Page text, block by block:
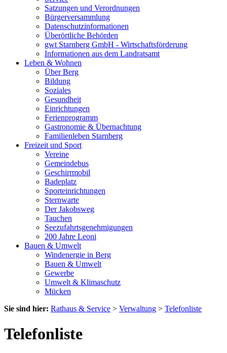
Satzungen und Verordnungen
Bürgerversammlung
Datenschutzinformationen
Überörtliche Behörden
gwt Starnberg GmbH - Wirtschaftsförderung
Informationen aus dem Landratsamt
Leben & Wohnen
Über Berg
Bildung
Soziales
Gesundheit
Einrichtungen
Ferienprogramm
Gastronomie & Übernachtung
Familienleben Starnberg
Freizeit und Sport
Vereine
Gemeindebus
Geschirrmobil
Badeplatz
Sporteinrichtungen
Sternwarte
Der Jakobsweg
Tauchen
Seezufahrtsgenehmigungen
200 Jahre Leoni
Bauen & Umwelt
Windenergie in Berg
Bauen & Umwelt
Gewerbe
Umwelt & Klimaschutz
Mücken
Sie sind hier: Rathaus & Service > Verwaltung > Telefonliste
Telefonliste